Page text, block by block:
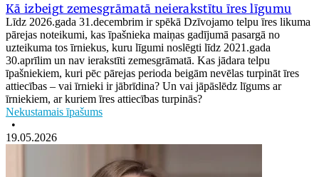
Kā izbeigt zemesgrāmatā neierakstītu īres līgumu
Līdz 2026.gada 31.decembrim ir spēkā Dzīvojamo telpu īres likuma
pārejas noteikumi, kas īpašnieka maiņas gadījumā pasargā no
uzteikuma tos īrniekus, kuru līgumi noslēgti līdz 2021.gada
30.aprīlim un nav ierakstīti zemesgrāmatā. Kas jādara telpu
īpašniekiem, kuri pēc pārejas perioda beigām nevēlas turpināt īres
attiecības – vai īrnieki ir jābrīdina? Un vai jāpāslēdz līgums ar
īrniekiem, ar kuriem īres attiecības turpinās?
Nekustamais īpašums
•
19.05.2026